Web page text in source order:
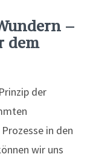
–
dem
der
in den
wir uns